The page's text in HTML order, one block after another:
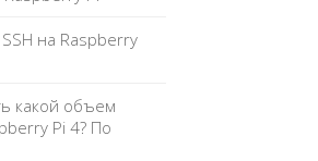
на Raspberry
какой объем
Pi 4? По